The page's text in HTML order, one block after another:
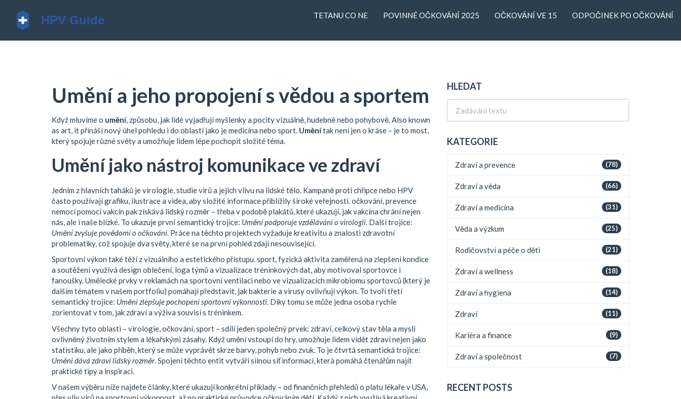
TETANU CO NE POVINNÉ OČKOVÁNÍ 2025 OČKOVÁNÍ VE 15 ODPOČINEK PO OČKOVÁNÍ
Umění a jeho propojení s vědou a sportem
Když mluvíme o umění, způsobu, jak lidé vyjadřují myšlenky a pocity vizuálně, hudebně nebo pohybově. Also known
as art, itpřináší nový úhel pohledu i do oblastí jako je medicína nebo sport. Uměnítak není jen o kráse – je to most,
který spojuje různé světy a umožňuje lidem lépe pochopit složité téma.
Umění jako nástroj komunikace ve zdraví
Jedním z hlavních taháků jevirologie studie virů a jejich vlivu na lidské tělo . Kampaně proti chřipce nebo HPV
často používají grafiku, ilustrace a videa, aby složité informace přiblížily široké veřejnosti. očkování, prevence
nemocí pomocí vakcín pak získává lidský rozměr – třeba v podobě plakátů, které ukazují, jak vakcína chrání nejen
nás, ale i naše blízké. To ukazuje první semantický trojice: Umění podporuje vzdělávání o virologii . Další trojice:
Umění zvyšuje povědomí o očkování. Práce na těchto projektech vyžaduje kreativitu a znalosti zdravotní
problematiky, což spojuje dva světy, které se na první pohled zdají nesouvisející.
Sportovní výkon také těží z vizuálního a estetického přístupu.sport,fyzická aktivita zaměřená na zlepšení kondice
a soutěženívyužívá design oblečení, loga týmů a vizualizace tréninkových dat, aby motivoval sportovce i
fanoušky. Umělecké prvky v reklamách na sportovní ventilaci nebo ve vizualizacích mikrobiomu sportovců (který je
dalším tématem v našem portfoliu) pomáhají představit, jak bakterie a virusy ovlivňují výkon. To tvoří třetí
semantický trojice: Umění zlepšuje pochopení sportovní výkonnosti. Díky tomu se může jedna osoba rychle
zorientovat v tom, jak zdraví a výživa souvisí s tréninkem.
Všechny tyto oblasti – virologie, očkování, sport – sdílí jeden společný prvek: zdraví, celkový stav těla a mysli
ovlivněný životním stylem a lékařskými zásahy. Když umění vstoupí do hry, umožňuje lidem vidět zdraví nejen jako
statistiku, ale jako příběh, který se může vyprávět skrze barvy, pohyb nebo zvuk. To je čtvrtá semantická trojice:
Umění dává zdraví lidský rozměr. Spojení těchto entit vytváří silnou síť informací, která pomáhá čtenářům najít
praktické tipy a inspiraci.
V našem výběru níže najdete články, které ukazují konkrétní příklady – od finančních přehledů o platu lékaře v USA,
HLEDAT
KATEGORIE
(78)
Zdraví a prevence
(66)
Zdraví a věda
(31)
Zdraví a medicína
(25)
Věda a výzkum
(21)
Rodičovství a péče o děti
(18)
Zdraví a wellness
(14)
Zdraví a hygiena
(11)
Zdraví
(9)
Kariéra a finance
(7)
Zdraví a společnost
RECENT POSTS